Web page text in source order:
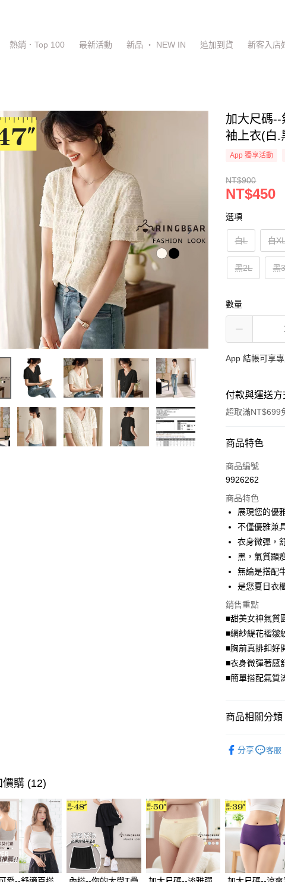
熱銷．Top 100 最新活動 新品 ‧ NEW IN 追加到貨 新客入店
加大尺碼--
袖上衣(白.
App 獨享活動
NT$900
NT$450
選項
白L 白
黑2L 黑
數量
App 結帳可享
付款與運送方
超取滿NT$699
付款方式
信用卡一次付款
LINE Pay
Apple Pay
街口支付
悠遊付
全盈+PAY
大哥付你分期
相關說明
【大哥付你分期
1.本服務由台灣
3.實際核准額度
無法說明評估內
帳／街口支付／
【注意事項】
1.本服務係由「
用戶於交易時
款買賣價金債權
2.基於同意付款
資料（包含姓名
AFTEE先享後
AFTEE先享後付
便利好安心！
２．便利：只要
３．安心：先確
１．於結帳方
付」結帳頁面
２．訂單成立數
３．收到繳費通
／ATM／網路銀
※ 請注意：結帳
絡購買商品的店
先享後付繳納相
※ 交易是否成功
運送方式
付款後全家取貨
每筆NT$70，
7-11取貨付款
每筆NT$70，
商品特色
商品編號
9926262
商品特色
展現您的優
不僅優雅兼
衣身微彈，
黑，氣質顯
無論是搭配
是您夏日衣
銷售重點
■甜美女神氣質
■網紗緹花褶皺
■胸前真排釦好
■衣身微彈著感
■簡單搭配氣質
商品相關分類
分享
客服
價購 (12)